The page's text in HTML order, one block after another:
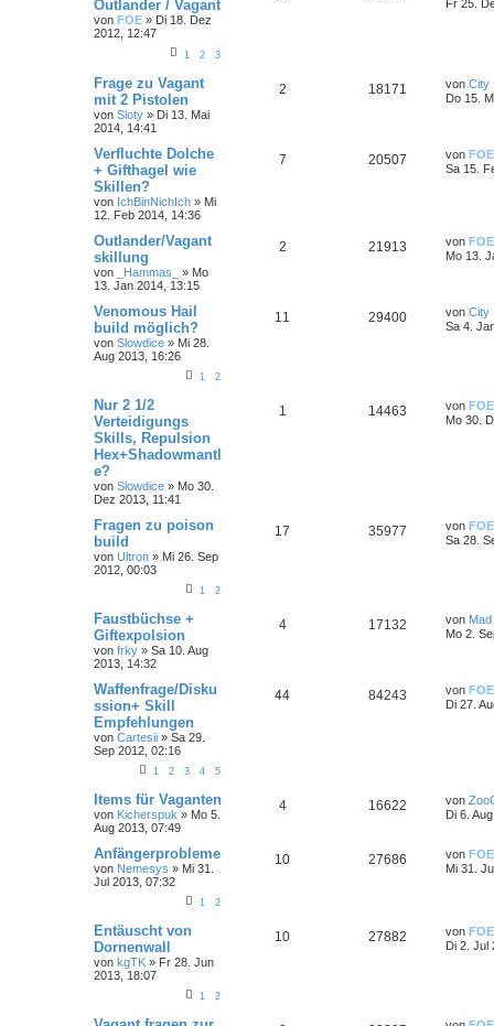
Outlander / Vagant
von FOE » Di 18. Dez
2012, 12:47
1 2 3
Fr 25.
Frage zu Vagant
mit 2 Pistolen
von Sloty » Di 13. Mai
2014, 14:41
2 18171 von City
Do 15.
Verfluchte Dolche
+ Gifthagel wie
Skillen?
von IchBinNichIch » Mi
12. Feb 2014, 14:36
7 20507 von FOE
Sa 15.
Outlander/Vagant
skillung
von _Hammas_ » Mo
13. Jan 2014, 13:15
2 21913 von FOE
Mo 13.
Venomous Hail
build möglich?
von Slowdice » Mi 28.
Aug 2013, 16:26
1 2
11 29400 von City
Sa 4.
Nur 2 1/2
Verteidigungs
Skills, Repulsion
Hex+Shadowmantl
e?
von Slowdice » Mo 30.
Dez 2013, 11:41
1 14463 von FOE
Mo 30.
Fragen zu poison
build
von Ultron » Mi 26. Sep
2012, 00:03
1 2
17 35977 von FOE
Sa 28.
Faustbüchse +
Giftexpolsion
von frky » Sa 10. Aug
2013, 14:32
4 17132 von
Mo 2.
Waffenfrage/Disku
ssion+ Skill
Empfehlungen
von Cartesii » Sa 29.
Sep 2012, 02:16
1 2 3 4 5
44 84243 von FOE
Di 27.
Items für Vaganten
von Kicherspuk » Mo 5.
Aug 2013, 07:49
4 16622 von
Di 6.
Anfängerprobleme
von Nemesys » Mi 31.
Jul 2013, 07:32
1 2
10 27686 von FOE
Mi 31.
Entäuscht von
Dornenwall
von kgTK » Fr 28. Jun
2013, 18:07
1 2
10 27882 von FOE
Di 2. Jul